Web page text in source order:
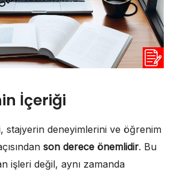
İçeriği
stajyerin deneyimlerini ve öğrenim
son derece önemlidir. Bu
işleri değil, aynı zamanda